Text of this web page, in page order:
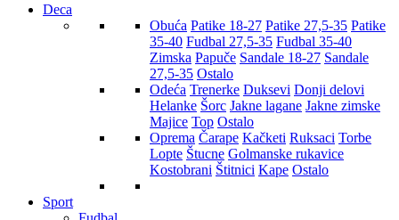
Deca
Obuća Patike 18-27 Patike 27,5-35 Patike
35-40 Fudbal 27,5-35 Fudbal 35-40
Zimska Papuče Sandale 18-27 Sandale
27,5-35 Ostalo
Odeća Trenerke Duksevi Donji delovi
Helanke Šorc Jakne lagane Jakne zimske
Majice Top Ostalo
Oprema Čarape Kačketi Ruksaci Torbe
Lopte Štucne Golmanske rukavice
Kostobrani Štitnici Kape Ostalo
Sport